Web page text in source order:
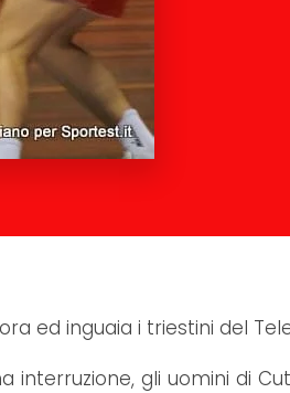
ed inguaia i triestini del
interruzione, gli uomini di